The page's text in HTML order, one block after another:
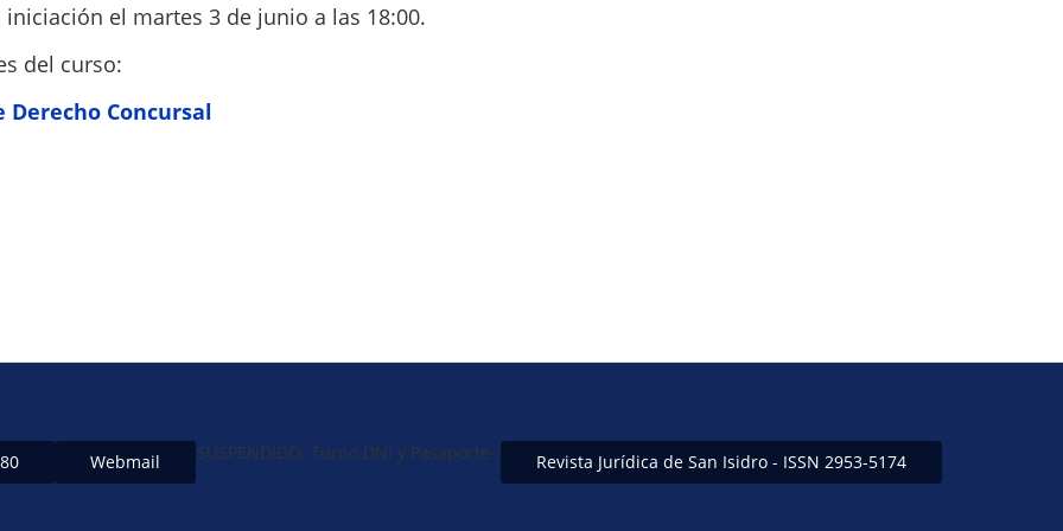
iniciación el martes 3 de junio a las 18:00.
del curso:
Concursal
Webmail SUSPENDIDO: Turno DNI y Pasaporte- Revista Jurídica de San Isidro - ISSN 2953-5174